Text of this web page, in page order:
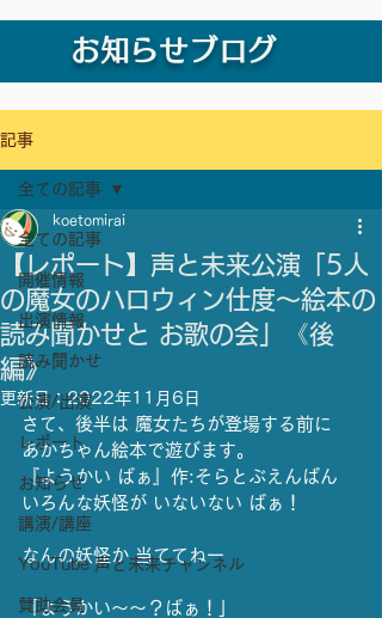
お知らせブログ
記事
全ての記事
開催情報
出演情報
読み聞かせ
公演/出演
レポート
お知らせ
講演/講座
YouTube 声と未来チャンネル
賛助会員
全ての記事
【レポート】声と未来公演「5人
の魔女のハロウィン仕度〜絵本の
読み聞かせと お歌の会」《後
編》
koetomirai
更新日：2022年11月6日
さて、後半は 魔女たちが登場する前に
あかちゃん絵本で遊びます。
『ようかい ばぁ』作:そらとぶえんばん
いろんな妖怪が いないない ばぁ！
なんの妖怪か 当ててねー
「ようかい～～？ばぁ！」